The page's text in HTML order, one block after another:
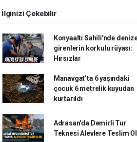
İlginizi Çekebilir
Konyaaltı Sahili'nde
girenlerin korkulu rüyası:
Hırsızlar
Manavgat’ta 6 yaşındaki
çocuk 6 metrelik kuyudan
kurtarıldı
Adrasan'da Demirli Tur
Teknesi Alevlere Teslim